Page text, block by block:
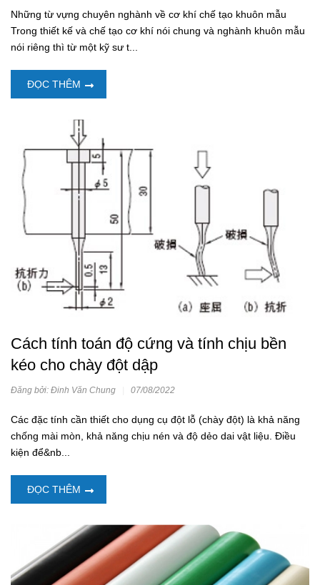
Những từ vựng chuyên nghành về cơ khí chế tạo khuôn mẫu
Trong thiết kế và chế tạo cơ khí nói chung và nghành khuôn mẫu
nói riêng thì từ một kỹ sư t...
ĐỌC THÊM
Cách tính toán độ cứng và tính chịu bền
kéo cho chày đột dập
Đăng bởi: Đinh Văn Chung 07/08/2022
Các đặc tính cần thiết cho dụng cụ đột lỗ (chày đột) là khả năng
chống mài mòn, khả năng chịu nén và độ dẻo dai vật liệu. Điều
kiện để&nb...
ĐỌC THÊM